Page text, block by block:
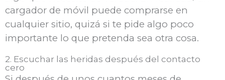
cargador de móvil puede comprarse en
cualquier sitio, quizá si te pide algo poco
importante lo que pretenda sea otra cosa.
2. Escuchar las heridas después del contacto
cero